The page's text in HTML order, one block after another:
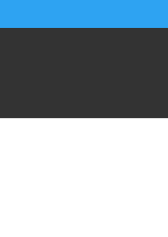
Telo Copribaule Auto
2007